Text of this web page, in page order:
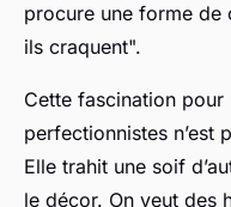
procure une forme de
ils craquent".
Cette fascination pour
perfectionnistes n’est
Elle trahit une soif
le décor. On veut des